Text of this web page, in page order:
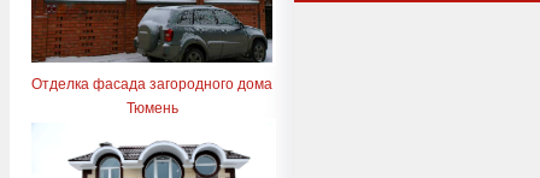
Отделка фасада загородного дома
Тюмень